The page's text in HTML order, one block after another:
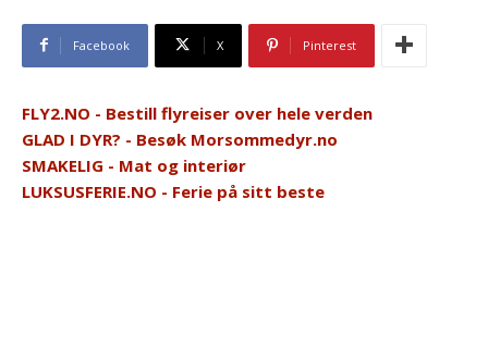
Facebook X Pinterest
FLY2.NO - Bestill flyreiser over hele verden
GLAD I DYR? - Besøk Morsommedyr.no
SMAKELIG - Mat og interiør
LUKSUSFERIE.NO - Ferie på sitt beste